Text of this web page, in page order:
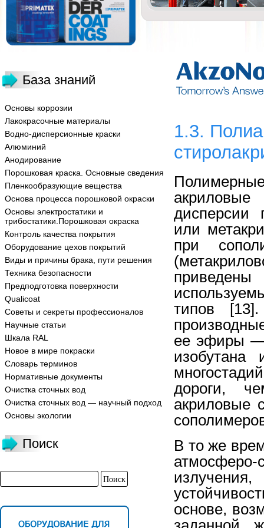
База знаний
Основы коррозии
Лакокрасочные материалы
Водно-дисперсионные краски
Алюминий
Анодирование
Порошковая краска. Основные сведения
Пленкообразующие вещества
Основа процесса порошковой окраски
Основы электростатики и
трибостатики.Порошковая окраска
Контроль качества покрытия
Оборудование цехов покрытий
Виды и причины брака, пути решения
Техника безопасности
Предподготовка поверхности
Qualicoat
Советы и секреты профессионалов
Научные статьи
Шкала RAL
Новое в мире покраски
Словарь терминов
Нормативные документы
Очистка сточных вод
Очистка сточных вод — научный подход
Основы экологии
Поиск
1.3.
дисперсии
или
при
типов
ее эфиры —
изобутана
дороги,
акриловые
В то же
атмосферо-
основе,